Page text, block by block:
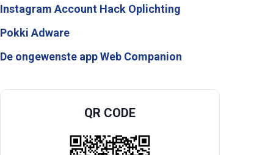
Instagram Account Hack Oplichting
Pokki Adware
De ongewenste app Web Companion
QR CODE